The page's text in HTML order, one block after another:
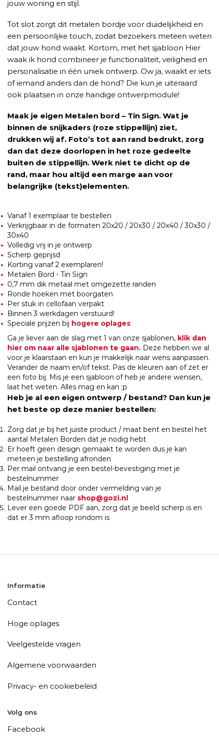
jouw woning en stijl.
Tot slot zorgt dit metalen bordje voor duidelijkheid en
een persoonlijke touch, zodat bezoekers meteen weten
dat jouw hond waakt. Kortom, met het sjabloon Hier
waak ik hond combineer je functionaliteit, veiligheid en
personalisatie in één uniek ontwerp. Ow ja, waakt er iets
of iemand anders dan de hond? Die kun je uiteraard
ook plaatsen in onze handige ontwerpmodule!
Maak je eigen Metalen bord – Tin Sign. Wat je
binnen de snijkaders (roze stippellijn) ziet,
drukken wij af. Foto’s tot aan rand bedrukt, zorg
dan dat deze doorlopen in het roze gedeelte
buiten de stippellijn. Werk niet te dicht op de
rand, maar hou altijd een marge aan voor
belangrijke (tekst)elementen.
Vanaf 1 exemplaar te bestellen
Verkrijgbaar in de formaten 20x20 / 20x30 / 20x40 / 30x30 /
30x40
Volledig vrij in je ontwerp
Scherp geprijsd
Korting vanaf 2 exemplaren!
Metalen Bord - Tin Sign
0,7 mm dik metaal met omgezette randen
Ronde hoeken met boorgaten
Per stuk in cellofaan verpakt
Binnen 3 werkdagen verstuurd!
Speciale prijzen bij hogere oplages
Ga je liever aan de slag met 1 van onze sjablonen, klik dan
hier om naar alle sjablonen te gaan. Deze hebben we al
voor je klaarstaan en kun je makkelijk naar wens aanpassen.
Verander de naam en/of tekst. Pas de kleuren aan of zet er
een foto bij. Mis je een sjabloon of heb je andere wensen,
laat het weten. Alles mag en kan ;p
Heb je al een eigen ontwerp / bestand? Dan kun je
het beste op deze manier bestellen:
Zorg dat je bij het juiste product / maat bent en bestel het
aantal Metalen Borden dat je nodig hebt
Er hoeft geen design gemaakt te worden dus je kan
meteen je bestelling afronden
Per mail ontvang je een bestel-bevestiging met je
bestelnummer
Mail je bestand door onder vermelding van je
bestelnummer naar shop@gozi.nl
Lever een goede PDF aan, zorg dat je beeld scherp is en
dat er 3 mm afloop rondom is
Informatie
Contact
Hoge oplages
Veelgestelde vragen
Algemene voorwaarden
Privacy- en cookiebeleid
Volg ons
Facebook